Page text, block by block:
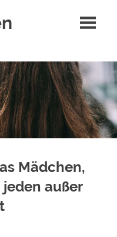
Mädchen,
außer